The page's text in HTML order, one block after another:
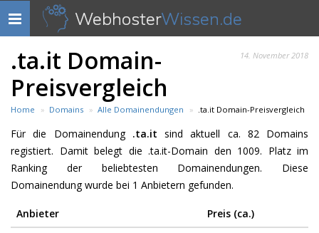
Navigation
anzeigen
WebhosterWissen.de
14. November 2018
.ta.it Domain-
Preisvergleich
Home Domains Alle Domainendungen .ta.it Domain-Preisvergleich
Für die Domainendung .ta.it sind aktuell ca. 82 Domains
registiert. Damit belegt die .ta.it-Domain den 1009. Platz im
Ranking der beliebtesten Domainendungen. Diese
Domainendung wurde bei 1 Anbietern gefunden.
Anbieter
Preis (ca.)